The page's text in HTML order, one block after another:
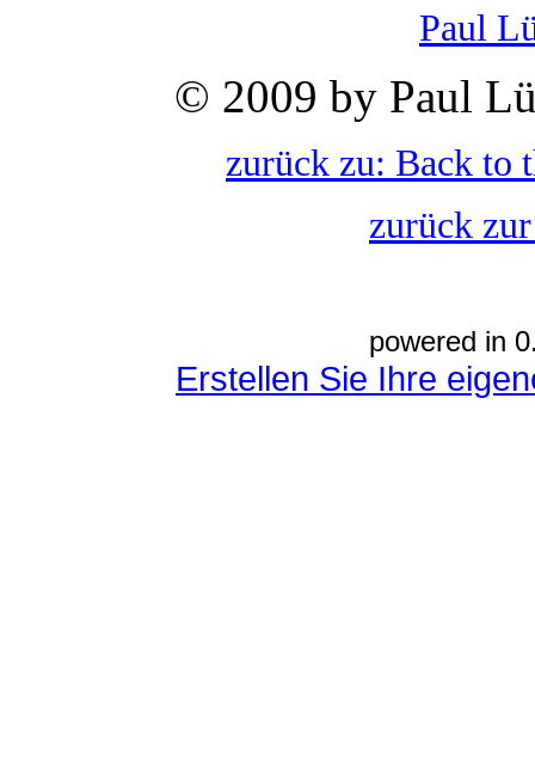
Paul
© 2009 by Paul
zurück zu: Back to
zurück
powered in
Erstellen Sie Ihre